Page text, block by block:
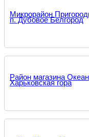
Микрорайон
п. Дубовое Белгород
Район магазина Океан
Харьковская гора